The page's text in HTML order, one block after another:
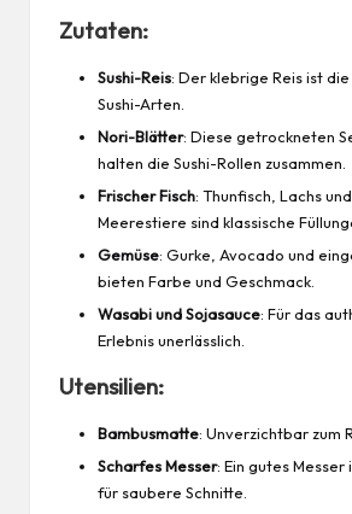
Zutaten:
Sushi-Reis: Der klebrige Reis ist
Sushi-Arten.
Nori-Blätter: Diese getrockneten
halten die Sushi-Rollen zusammen.
Frischer Fisch: Thunfisch, Lachs
Meerestiere sind klassische
Gemüse: Gurke, Avocado und
bieten Farbe und Geschmack.
Wasabi und Sojasauce: Für das
Erlebnis unerlässlich.
Utensilien:
Bambusmatte: Unverzichtbar zum
Scharfes Messer: Ein gutes
für saubere Schnitte.